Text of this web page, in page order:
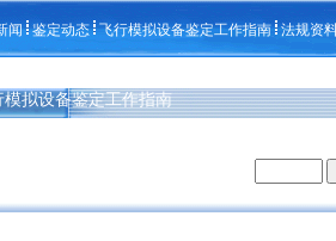
闻 鉴定动态 飞行模拟设备鉴定工作指南 法规资
模拟设备鉴定工作指南